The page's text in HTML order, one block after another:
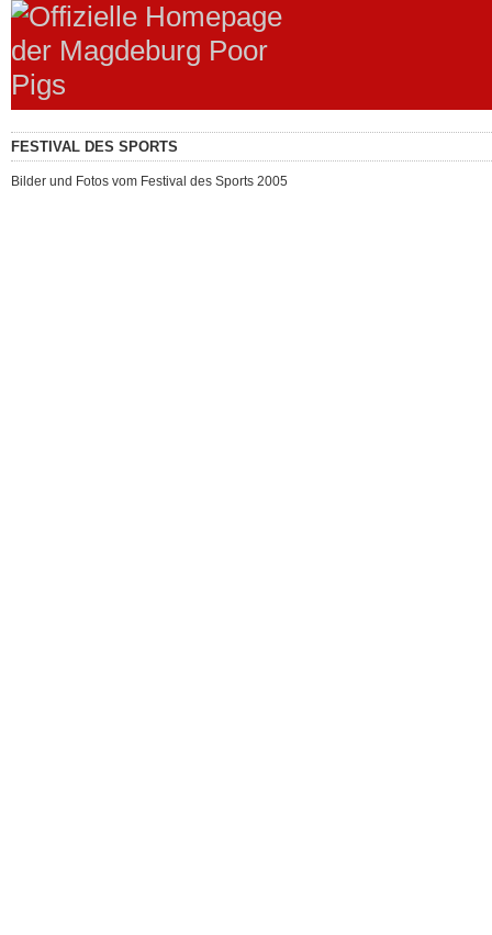
FESTIVAL DES SPORTS
Bilder und Fotos vom Festival des Sports 2005